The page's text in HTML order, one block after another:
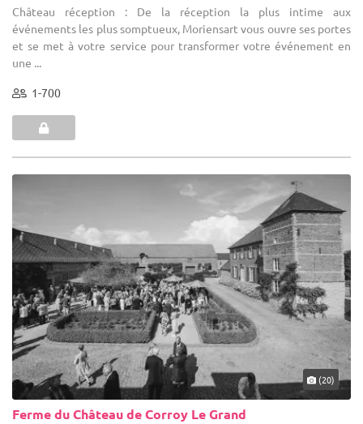
Château réception : De la réception la plus intime aux
événements les plus somptueux, Moriensart vous ouvre ses portes
et se met à votre service pour transformer votre événement en
une ...
1-700
(20)
Ferme du Château de Corroy Le Grand